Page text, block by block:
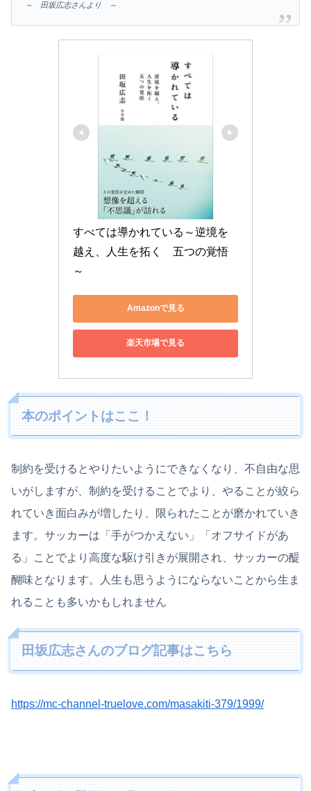
～ 田坂広志さんより ～
すべては導かれている～逆境を
越え、人生を拓く　五つの覚悟
～
Amazonで見る
楽天市場で見る
本のポイントはここ！
制約を受けるとやりたいようにできなくなり、不自由な思
いがしますが、制約を受けることでより、やることが絞ら
れていき面白みが増したり、限られたことが磨かれていき
ます。サッカーは「手がつかえない」「オフサイドがあ
る」ことでより高度な駆け引きが展開され、サッカーの醍
醐味となります。人生も思うようにならないことから生ま
れることも多いかもしれません
田坂広志さんのブログ記事はこちら
https://mc-channel-truelove.com/masakiti-379/1999/